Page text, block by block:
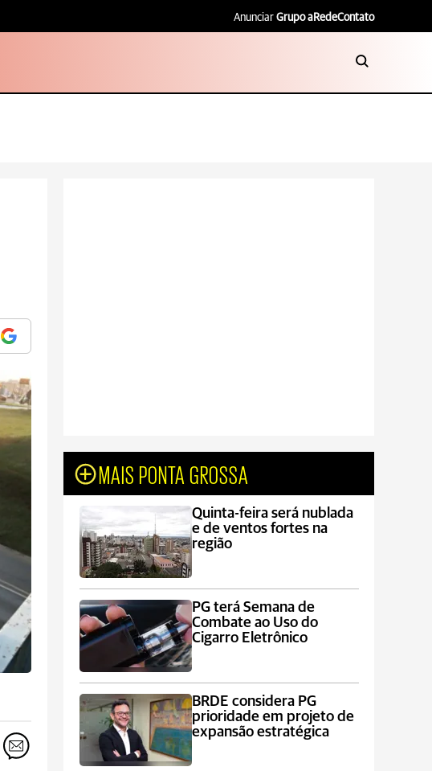
Anunciar Grupo aRedeContato
MAIS PONTA GROSSA
Quinta-feira será nublada
e de ventos fortes na
região
PG terá Semana de
Combate ao Uso do
Cigarro Eletrônico
BRDE considera PG
prioridade em projeto de
expansão estratégica